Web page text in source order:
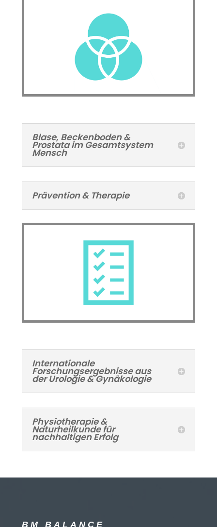
Blase, Beckenboden &
Prostata im Gesamtsystem
Mensch
Prävention & Therapie
Internationale
Forschungsergebnisse aus
der Urologie & Gynäkologie
Physiotherapie &
Naturheilkunde für
nachhaltigen Erfolg
BM BALANCE